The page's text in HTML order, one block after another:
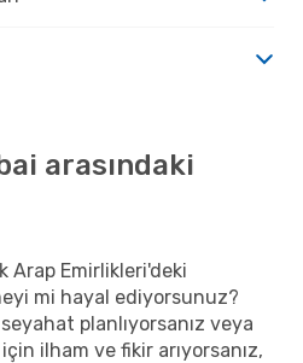
arasındaki
Arap Emirlikleri'deki
mi hayal ediyorsunuz?
planlıyorsanız veya
ilham ve fikir arıyorsanız,